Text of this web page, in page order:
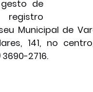
de
Municipal de
141, no
2716.